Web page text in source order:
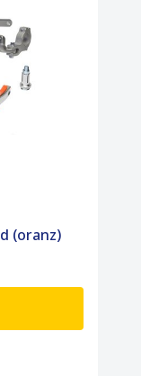
(oranz)